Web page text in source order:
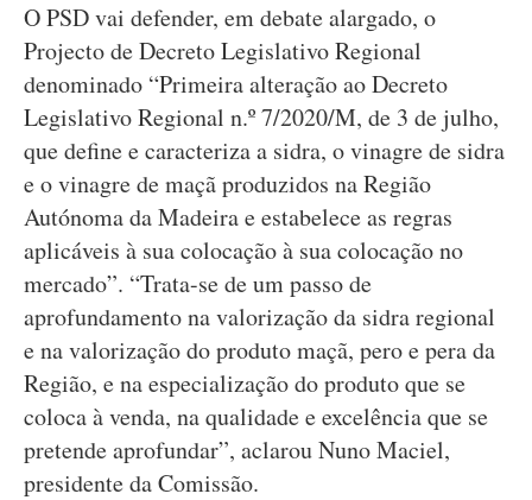
O PSD vai defender, em debate alargado, o
Projecto de Decreto Legislativo Regional
denominado “Primeira alteração ao Decreto
Legislativo Regional n.º 7/2020/M, de 3 de julho,
que define e caracteriza a sidra, o vinagre de sidra
e o vinagre de maçã produzidos na Região
Autónoma da Madeira e estabelece as regras
aplicáveis à sua colocação à sua colocação no
mercado”. “Trata-se de um passo de
aprofundamento na valorização da sidra regional
e na valorização do produto maçã, pero e pera da
Região, e na especialização do produto que se
coloca à venda, na qualidade e excelência que se
pretende aprofundar”, aclarou Nuno Maciel,
presidente da Comissão.